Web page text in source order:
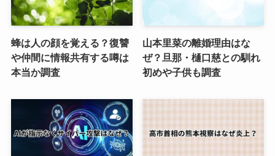
蜂は人の顔を覚える？復讐
や仲間に情報共有する噂は
本当か調査
山本里菜の離婚理由はな
ぜ？旦那・樋口慈との馴れ
初めや子供も調査